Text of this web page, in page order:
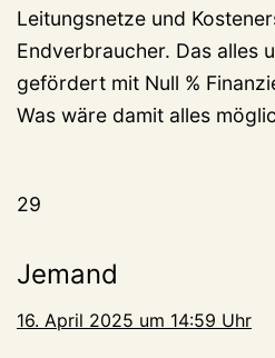
Leitungsnetze und
Endverbraucher. Das alles
gefördert mit Null %
Was wäre damit alles
29
Jemand
16. April 2025 um 14:59 Uhr